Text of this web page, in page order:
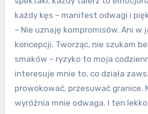
każdy kęs – manifest odwagi i
– Nie uznaję kompromisów. Ani w
koncepcji. Tworząc, nie szukam
smaków – ryzyko to moja
interesuje mnie to, co działa
prowokować, przesuwać granice.
wyróżnia mnie odwaga. I ten